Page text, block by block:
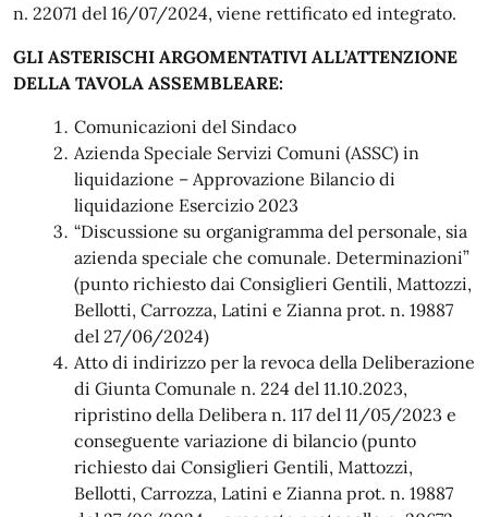
n. 22071 del 16/07/2024, viene rettificato ed integrato.
GLI ASTERISCHI ARGOMENTATIVI ALL’ATTENZIONE
DELLA TAVOLA ASSEMBLEARE:
Comunicazioni del Sindaco
Azienda Speciale Servizi Comuni (ASSC) in
liquidazione – Approvazione Bilancio di
liquidazione Esercizio 2023
“Discussione su organigramma del personale, sia
azienda speciale che comunale. Determinazioni”
(punto richiesto dai Consiglieri Gentili, Mattozzi,
Bellotti, Carrozza, Latini e Zianna prot. n. 19887
del 27/06/2024)
Atto di indirizzo per la revoca della Deliberazione
di Giunta Comunale n. 224 del 11.10.2023,
ripristino della Delibera n. 117 del 11/05/2023 e
conseguente variazione di bilancio (punto
richiesto dai Consiglieri Gentili, Mattozzi,
Bellotti, Carrozza, Latini e Zianna prot. n. 19887